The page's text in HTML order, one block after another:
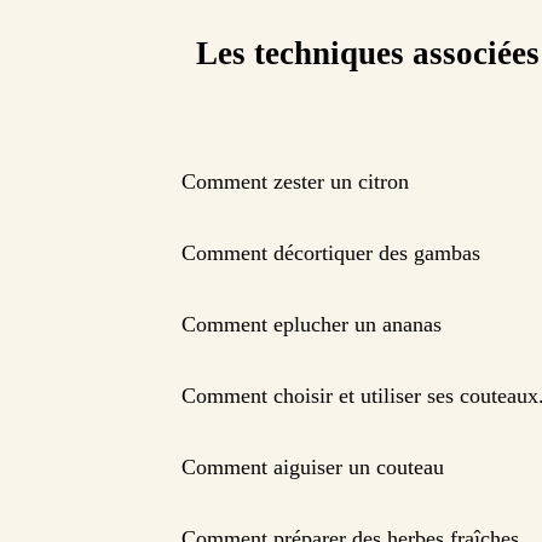
Les techniques associées
Comment zester un citron
Comment décortiquer des gambas
Comment eplucher un ananas
Comment choisir et utiliser ses
Comment aiguiser un couteau